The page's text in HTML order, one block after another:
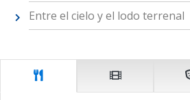
Entre el cielo y el lodo terrenal